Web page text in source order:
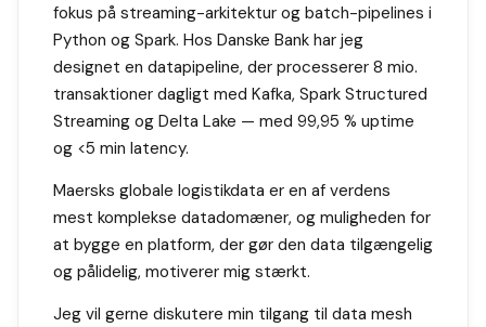
fokus på streaming-arkitektur og batch-pipelines i
Python og Spark. Hos Danske Bank har jeg
designet en datapipeline, der processerer 8 mio.
transaktioner dagligt med Kafka, Spark Structured
Streaming og Delta Lake — med 99,95 % uptime
og <5 min latency.
Maersks globale logistikdata er en af verdens
mest komplekse datadomæner, og muligheden for
at bygge en platform, der gør den data tilgængelig
og pålidelig, motiverer mig stærkt.
Jeg vil gerne diskutere min tilgang til data mesh